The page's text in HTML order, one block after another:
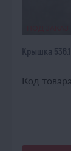
Крышка
Код